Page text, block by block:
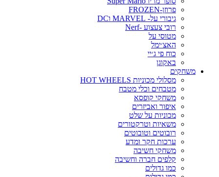
פרוזן-FROZEN
גיבורי על- MARVEL וDC
רובי צעצוע -Nerf
מטוסי על
האצ׳ימל
כוח פי ג׳יי
באקוגן
משחקים
מסלולי מכוניות HOT WHEELS
מטבחים וכלי מטבח
משחקי קופסא
איפור ואביזרים
מכוניות על שלט
משאיות וטרקטורים
רובוטים וטובוטים
ערכות חקר ומדע
משחקי חשיבה
קלפים חברה וחשיבה
כמו גדולים